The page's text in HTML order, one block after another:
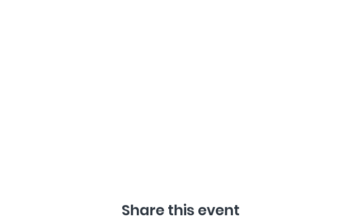
Share this event